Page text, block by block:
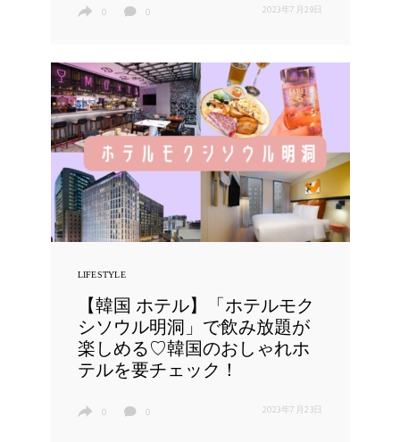
0 0 2023年7月29日
LIFESTYLE
【韓国 ホテル】「ホテルモク
シソウル明洞」で飲み放題が
楽しめる♡韓国のおしゃれホ
テルを要チェック！
0 0 2023年7月23日